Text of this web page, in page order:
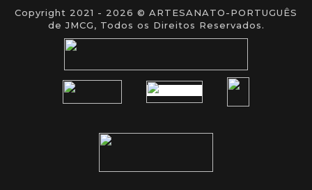
Copyright 2021 - 2026 © ARTESANATO-PORTUGUÊS
de JMCG, Todos os Direitos Reservados.